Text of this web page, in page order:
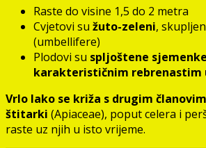
Raste do visine 1,5 do 2 metra
Cvjetovi su žuto-zeleni,
(umbellifere)
Plodovi su spljoštene
karakterističnim rebrenastim
Vrlo lako se križa s drugim
štitarki (Apiaceae), poput celera i
raste uz njih u isto vrijeme.